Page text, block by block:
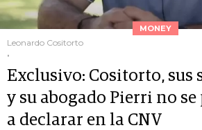
MONEY
Leonardo Cositorto
.
Exclusivo: Cositorto, sus
y su abogado Pierri no
a declarar en la CNV